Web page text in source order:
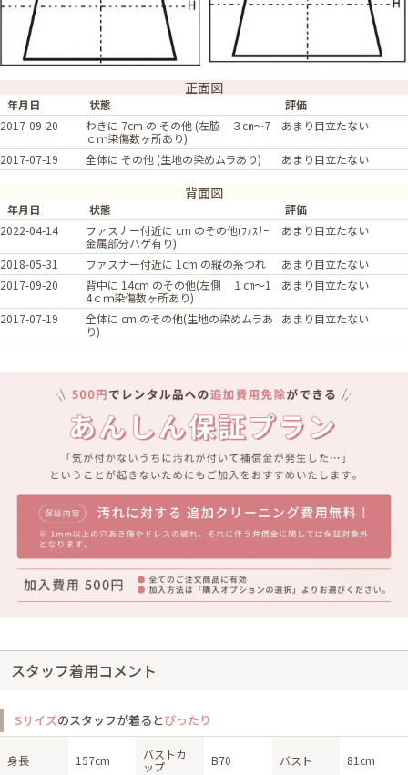
正面図
年月日 状態
評価
2017-09-20
わきに 7cm の その他 (左脇 ３㎝～7
ｃｍ染傷数ヶ所あり)
あまり目立たない
2017-07-19 全体に その他 (生地の染めムラあり) あまり目立たない
背面図
年月日 状態
評価
2022-04-14
ファスナー付近に cm のその他(ﾌｧｽﾅｰ
金属部分ハゲ有り)
あまり目立たない
2018-05-31 ファスナー付近に 1cm の縦の糸つれ
あまり目立たない
2017-09-20
背中に 14cm のその他(左側 １㎝～1
4ｃｍ染傷数ヶ所あり)
あまり目立たない
2017-07-19
全体に cm のその他(生地の染めムラあ
り)
あまり目立たない
スタッフ着用コメント
Sサイズのスタッフが着るとぴったり
身長 157cm
バストカ
ップ
B70 バスト 81cm